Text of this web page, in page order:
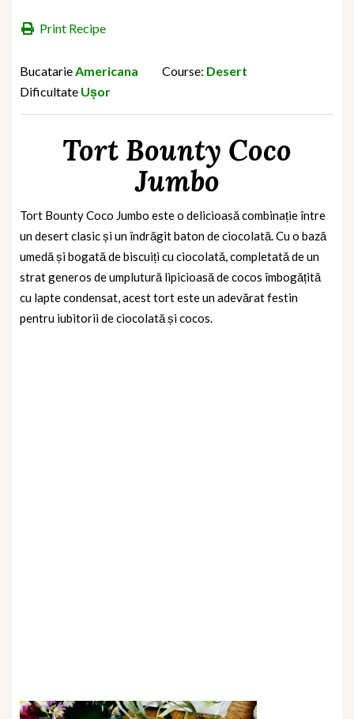
Print Recipe
BucatarieAmericana Course: Desert
Dificultate Ușor
Tort Bounty Coco
Jumbo
Tort Bounty Coco Jumbo este o delicioasă combinație între
un desert clasic și un îndrăgit baton de ciocolată. Cu o bază
umedă și bogată de biscuiți cu ciocolată, completată de un
strat generos de umplutură lipicioasă de cocos îmbogățită
cu lapte condensat, acest tort este un adevărat festin
pentru iubitorii de ciocolată și cocos.